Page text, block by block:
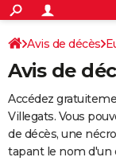
ACTUALITÉS
Politique
Société
Faits Divers
Education
Monde
Villes
+
SPORT
Coupe du monde
Football
Tennis
Cyclisme
Rugby
Forum
Programme TV
TNT
Streaming
Cinéma
Sorties cinéma
Musique
+
FINANCE
Retraite
Epargne
Immobilier
Risques naturels par
Assurance
AUTO
Avis de décès
Avis de
Accédez
Villegats. Vous
de décès, une
tapant le nom d'un